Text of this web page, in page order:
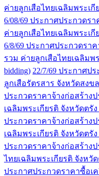
ค่ายลูกเสือไทยเฉลิมพระเกี
6/08/69 ประกาศประกวดร
ค่ายลูกเสือไทยเฉลิมพระเกี
6/8/69 ประกาศประกวดรา
รวม ค่ายลูกเสือไทยเฉลิมพ
bidding) 22/7/69 ประกาศป
ลูกเสือรัตรสาร จังหวัดสงขล
ประกวดราคาจ้างก่อสร้าง
เฉลิมพระเกียรติ จังหวัดตรัง
ประกวดราคาจ้างก่อสร้าง
เฉลิมพระเกียรติ จังหวัดตรัง
ประกวดราคาจ้างก่อสร้าง
ไทยเฉลิมพระเกียรติ จังหวัด
ประกาศประกวดราคาซื้อเ